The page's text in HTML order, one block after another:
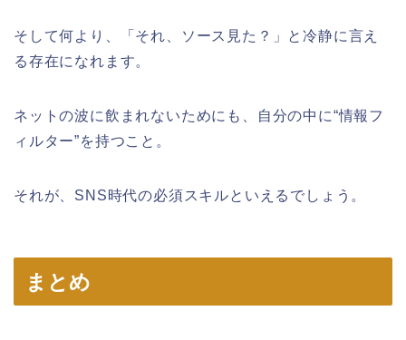
そして何より、「それ、ソース見た？」と冷静に言え
る存在になれます。
ネットの波に飲まれないためにも、自分の中に“情報フ
ィルター”を持つこと。
それが、SNS時代の必須スキルといえるでしょう。
まとめ